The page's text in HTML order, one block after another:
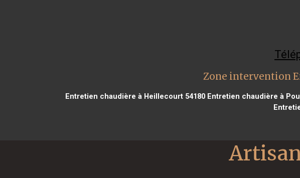
Zone intervention
Entretien chaudière à Heillecourt 54180Entretien chaudière à